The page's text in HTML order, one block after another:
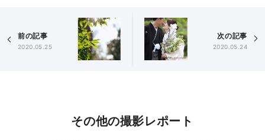
前の記事
2020.05.25
次の記事
2020.05.24
その他の撮影レポート